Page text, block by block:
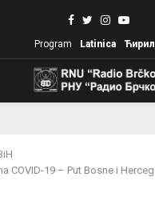
Facebook
TwitterInstagram
Program Latinica
COVID-19 – Put Bosne i